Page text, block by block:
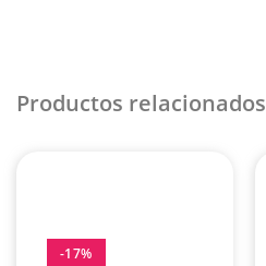
Productos relacionados
-17%